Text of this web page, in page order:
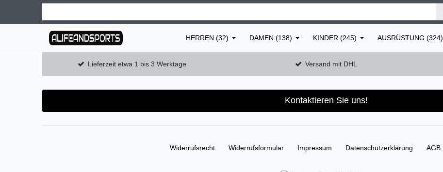
HERREN (32) DAMEN (138) KINDER (245) AUSRÜSTUNG (324)
Lieferzeit etwa 1 bis 3 Werktage Versand mit DHL
Kontaktieren Sie uns!
Widerrufs­recht Widerrufs­formular Impressum Daten­schutz­erklärung AGB